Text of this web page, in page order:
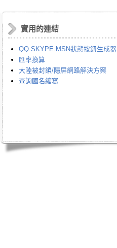
實用的連結
QQ.SKYPE.MSN狀態按鈕生成器
匯率換算
大陸被封鎖/隱屏網路解決方案
查詢國名縮寫